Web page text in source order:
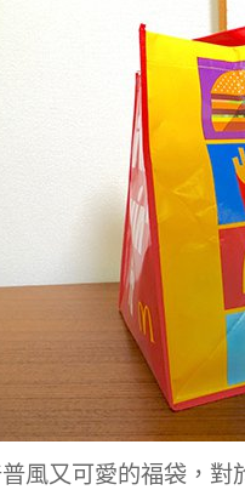
風又可愛的福袋，對